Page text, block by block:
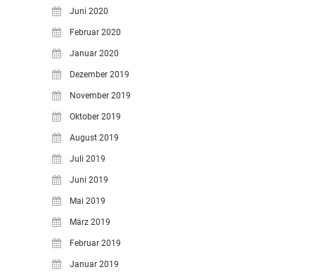
Juni 2020
Februar 2020
Januar 2020
Dezember 2019
November 2019
Oktober 2019
August 2019
Juli 2019
Juni 2019
Mai 2019
März 2019
Februar 2019
Januar 2019